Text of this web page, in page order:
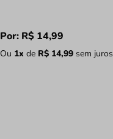
Por: R$ 14,99
Ou 1x de R$ 14,99sem juros